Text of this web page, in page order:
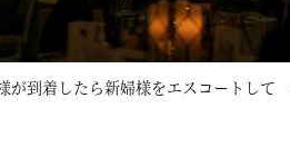
が到着したら新婦様をエスコートして